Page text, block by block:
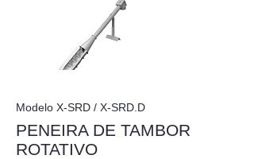
Modelo X-SRD / X-SRD.D
PENEIRA DE TAMBOR
ROTATIVO